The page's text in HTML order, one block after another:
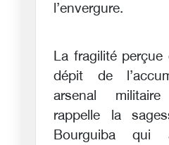
l’envergure.
La fragilité perçue
dépit de
arsenal militaire
rappelle la
Bourguiba qui